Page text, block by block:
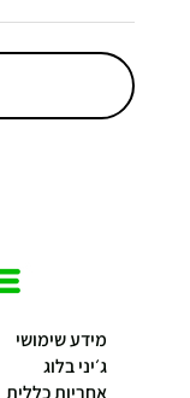
מידע שימושי
ג׳יני בלוג
אחריות כללית